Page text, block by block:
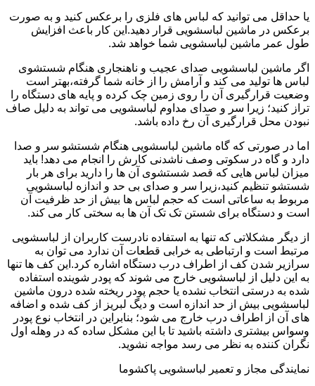
یا حداقل می توانید که لباس های فلزی را برعکس کنید و به صورت
برعکس در ماشین لباسشویی قرار دهید.این کار باعث افزایش
طول عمر ماشین لباسشویی شما خواهد شد.
اگر ماشین لباسشویی صدای عجیب و ناهنجاری هنگام شستشوی
لباس ها تولید می کند و آرامش را از خانه شما گرفته،بهتر است
وضعیت قرارگیری آن را روی زمین چک کرده و پایه های دستگاه را
تراز کنید؛ زیرا سر و صدای مداوم لباسشویی می تواند به دلیل صاف
نبودن محل قرارگیری آن رخ داده باشد.
اما در صورتی که گاه ماشین لباسشویی هنگام شستشو سر و صدا
دارد و گاه در سکوتی وصف ناشدنی کارش را انجام می دهد! باید
میزان لباس هایی که قصد شستشوی آن ها را دارید برای هر بار
شستشو تنظیم کنید،زیرا سر و صدای بی حد و اندازه لباسشویی
مربوط به ساعاتی است که حجم لباس ها بیش از حد ظرفیت آن
است و دستگاه برای شستن تک تک آن ها به سختی کار می کند.
از دیگر مشکلاتی که تنها به استفاده نادرست کاربران از لباسشویی
مرتبط است و ارتباطی به خرابی قطعات آن ندارد می توان به
سرازیر شدن کف از اطراف درب دستگاه اشاره کرد.این کف ها تنها
به این دلیل از لباسشویی خارج می شوند که پودر شوینده استفاده
شده به درستی انتخاب نشده یا حجم پودر ریخته شده درون ماشین
لباسشویی بیش از حد اندازه است و دیگ لبریز از کف شده و اضافه
های آن از اطراف درب خارج می شود؛ بنابراین در انتخاب نوع پودر
وسواس بیشتری داشته باشید تا با این مشکل ساده که در وهله اول
نگران کننده به نظر می رسد مواجه نشوید.
نمایندگی مجاز و تعمیر لباسشویی پاکشوما